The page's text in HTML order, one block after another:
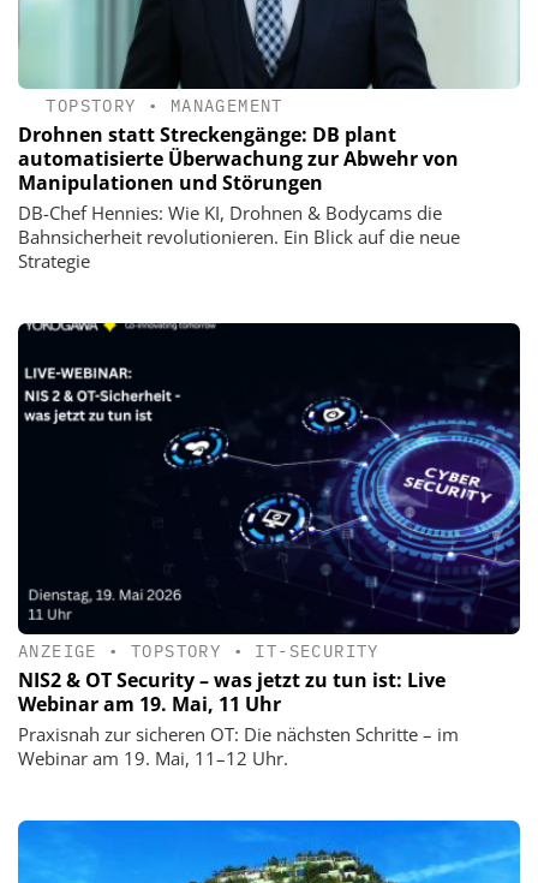
TOPSTORY • MANAGEMENT
Drohnen statt Streckengänge: DB plant
automatisierte Überwachung zur Abwehr von
Manipulationen und Störungen
DB-Chef Hennies: Wie KI, Drohnen & Bodycams die
Bahnsicherheit revolutionieren. Ein Blick auf die neue
Strategie
ANZEIGE •TOPSTORY • IT-SECURITY
NIS2 & OT Security – was jetzt zu tun ist: Live
Webinar am 19. Mai, 11 Uhr
Praxisnah zur sicheren OT: Die nächsten Schritte – im
Webinar am 19. Mai, 11–12 Uhr.